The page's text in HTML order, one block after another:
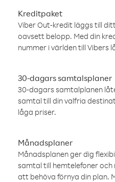
Kreditpaket
Viber Out-kredit läggs till
oavsett belopp. Med din
nummer i världen till Vibers
30-dagars samtalsplaner
30-dagars samtalplanen
samtal till din valfria
låga priser.
Månadsplaner
Månadsplanen ger dig
samtal till hemtelefoner
att behöva förnya din plan.